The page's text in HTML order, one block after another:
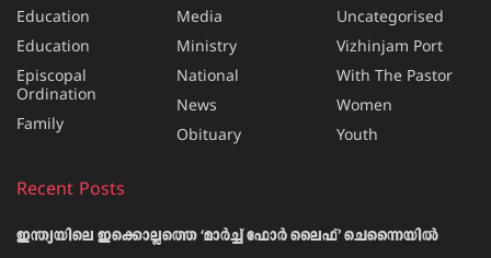
Education
Education
Episcopal
Ordination
Family
Media
Ministry
National
News
Obituary
Uncategorised
Vizhinjam Port
With The Pastor
Women
Youth
Recent Posts
ഇന്ത്യയിലെ ഇക്കൊല്ലത്തെ ‘മാർച്ച് ഫോർ ലൈഫ്’ ചെന്നൈയിൽ